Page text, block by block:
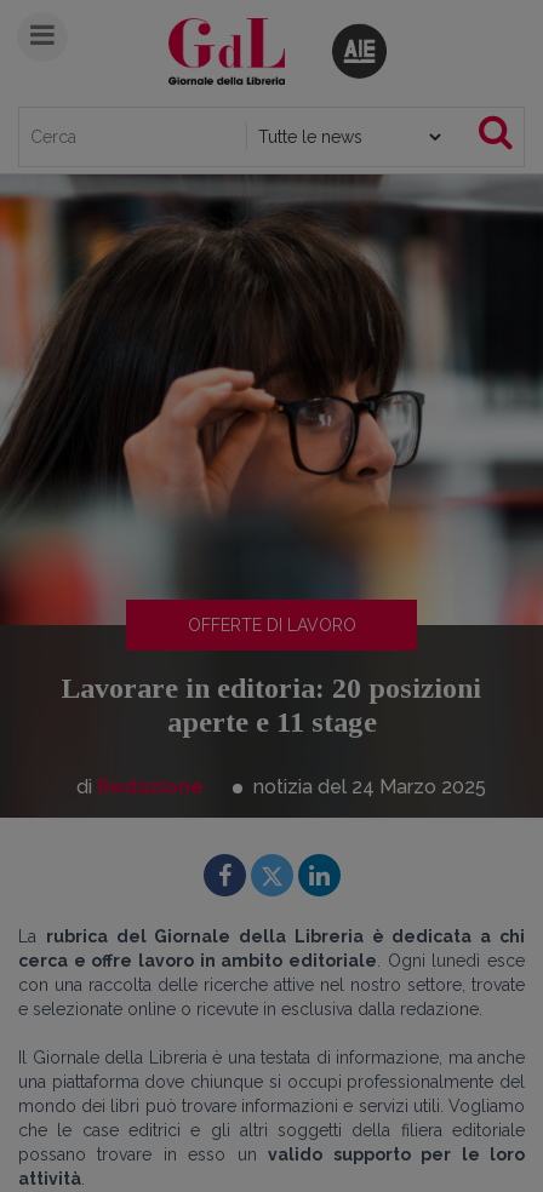
OFFERTE DI LAVORO
Lavorare in editoria: 20 posizioni
aperte e 11 stage
di Redazione notizia del 24 Marzo 2025
La rubrica del Giornale della Libreria è dedicata a chi
cerca e offre lavoro in ambito editoriale . Ogni lunedì esce
con una raccolta delle ricerche attive nel nostro settore, trovate
e selezionate online o ricevute in esclusiva dalla redazione.
Il Giornale della Libreria è una testata di informazione, ma anche
una piattaforma dove chiunque si occupi professionalmente del
mondo dei libri può trovare informazioni e servizi utili. Vogliamo
che le case editrici e gli altri soggetti della filiera editoriale
possano trovare in esso unvalido supporto per le loro
attività